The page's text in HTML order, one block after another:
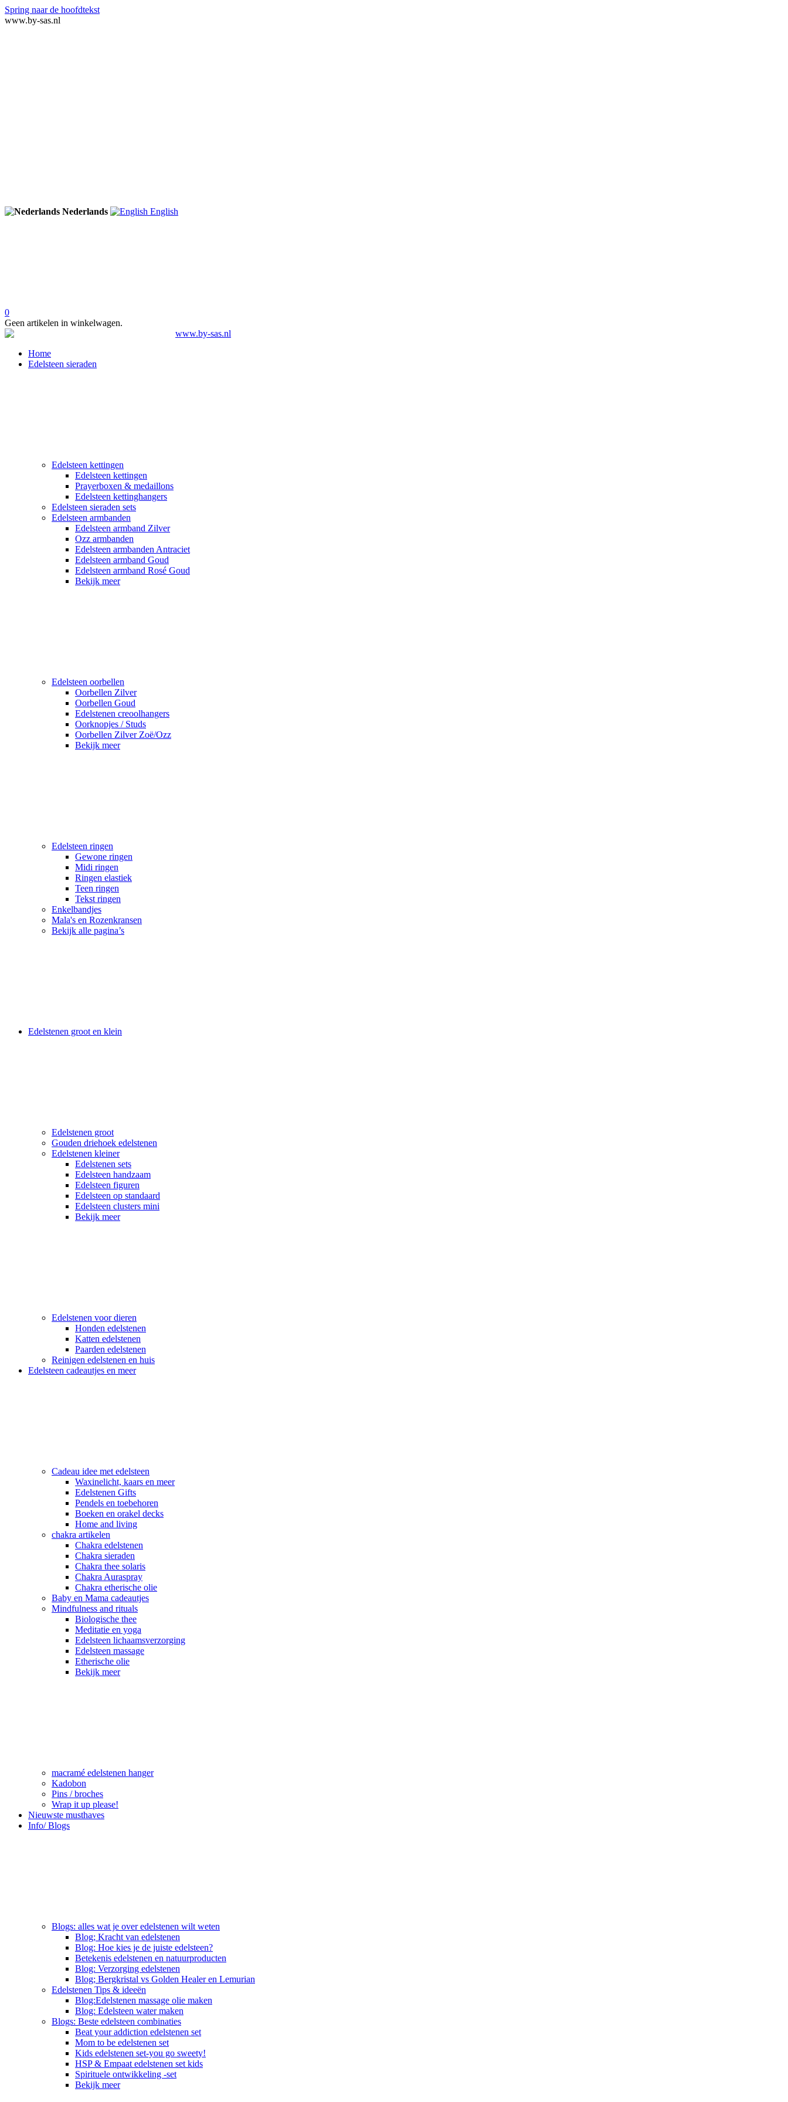
Spring naar de hoofdtekst
www.by-sas.nl
Nederlands English
0
Geen artikelen in winkelwagen.
Home
Edelsteen sieraden
Edelsteen kettingen
Edelsteen kettingen
Prayerboxen & medaillons
Edelsteen kettinghangers
Edelsteen sieraden sets
Edelsteen armbanden
Edelsteen armband Zilver
Ozz armbanden
Edelsteen armbanden Antraciet
Edelsteen armband Goud
Edelsteen armband Rosé Goud
Bekijk meer
Edelsteen oorbellen
Oorbellen Zilver
Oorbellen Goud
Edelstenen creoolhangers
Oorknopjes / Studs
Oorbellen Zilver Zoë/Ozz
Bekijk meer
Edelsteen ringen
Gewone ringen
Midi ringen
Ringen elastiek
Teen ringen
Tekst ringen
Enkelbandjes
Mala's en Rozenkransen
Bekijk alle pagina’s
Edelstenen groot en klein
Edelstenen groot
Gouden driehoek edelstenen
Edelstenen kleiner
Edelstenen sets
Edelsteen handzaam
Edelsteen figuren
Edelsteen op standaard
Edelsteen clusters mini
Bekijk meer
Edelstenen voor dieren
Honden edelstenen
Katten edelstenen
Paarden edelstenen
Reinigen edelstenen en huis
Edelsteen cadeautjes en meer
Cadeau idee met edelsteen
Waxinelicht, kaars en meer
Edelstenen Gifts
Pendels en toebehoren
Boeken en orakel decks
Home and living
chakra artikelen
Chakra edelstenen
Chakra sieraden
Chakra thee solaris
Chakra Auraspray
Chakra etherische olie
Baby en Mama cadeautjes
Mindfulness and rituals
Biologische thee
Meditatie en yoga
Edelsteen lichaamsverzorging
Edelsteen massage
Etherische olie
Bekijk meer
macramé edelstenen hanger
Kadobon
Pins / broches
Wrap it up please!
Nieuwste musthaves
Info/ Blogs
Blogs: alles wat je over edelstenen wilt weten
Blog; Kracht van edelstenen
Blog: Hoe kies je de juiste edelsteen?
Betekenis edelstenen en natuurproducten
Blog: Verzorging edelstenen
Blog; Bergkristal vs Golden Healer en Lemurian
Edelstenen Tips & ideeën
Blog:Edelstenen massage olie maken
Blog: Edelsteen water maken
Blogs: Beste edelsteen combinaties
Beat your addiction edelstenen set
Mom to be edelstenen set
Kids edelstenen set-you go sweety!
HSP & Empaat edelstenen set kids
Spirituele ontwikkeling -set
Bekijk meer